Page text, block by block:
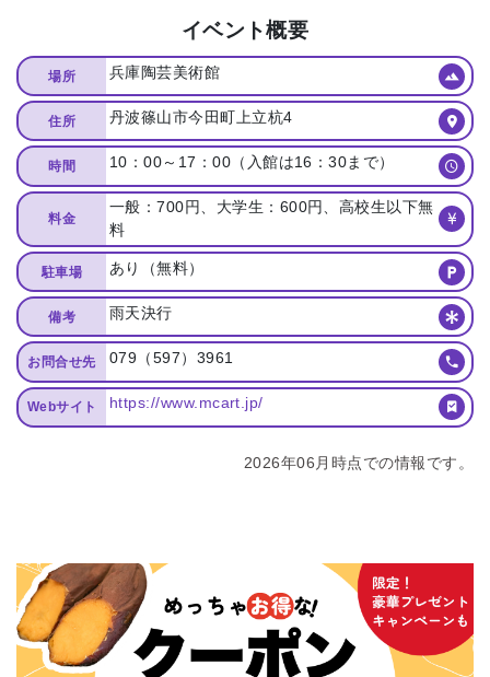
イベント概要
場所 兵庫陶芸美術館
住所 丹波篠山市今田町上立杭4
時間 10：00～17：00（入館は16：30まで）
料金
一般：700円、大学生：600円、高校生以下無
料
駐車場 あり（無料）
備考 雨天決行
お問合せ先 079（597）3961
Webサイト https://www.mcart.jp/
2026年06月時点での情報です。